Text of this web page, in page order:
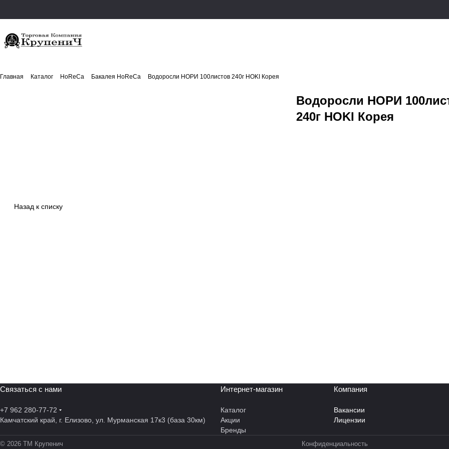
Главная Каталог HoReCa Бакалея HoReCa Водоросли НОРИ 100листов 240г HOKI Корея
Водоросли НОРИ
240г HOKI Корея
Назад к списку
Связаться с нами
+7 962 280-77-72
Камчатский край, г. Елизово, ул. Мурманская 17к3 (база 30км)
Интернет-магазин
Каталог
Акции
Бренды
Компания
Вакансии
Лицензии
© 2026 ТМ Крупенич Конфиденциальность